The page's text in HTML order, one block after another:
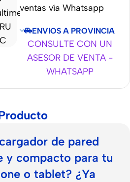
ventas vía Whatsapp
ENVIOS A PROVINCIA
CONSULTE CON UN
ASESOR DE VENTA -
WHATSAPP
de pared
y compacto para tu
o tablet? ¿Ya